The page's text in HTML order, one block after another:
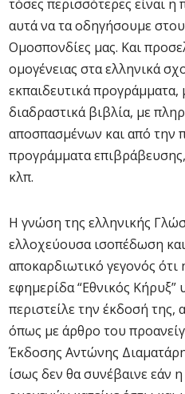
τόσες περισσότερες είναι
αυτά να τα οδηγήσουμε
Ομοσπονδίες μας. Και
ομογένειας στα ελληνικά
εκπαιδευτικά
διαδραστικά βιβλία, με
αποσπασμένων και από την
προγράμματα
κλπ.
Η γνώση της ελληνικής
ελλοχεύουσα ισοπέδωση
αποκαρδιωτικό γεγονός
εφημερίδα “Εθνικός
περιστείλε την έκδοσή της,
όπως με άρθρο του
Έκδοσης Αντώνης
ίσως δεν θα συνέβαινε εάν